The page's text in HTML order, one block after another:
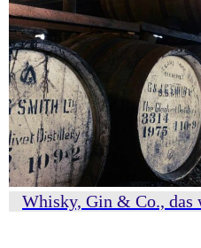
Whisky, Gin & Co., das